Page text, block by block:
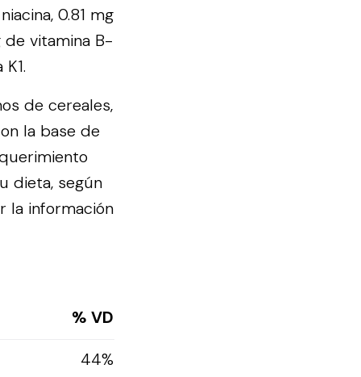
0.81 mg
de vitamina B-
de cereales,
la base de
dieta, según
la información
% VD
44%